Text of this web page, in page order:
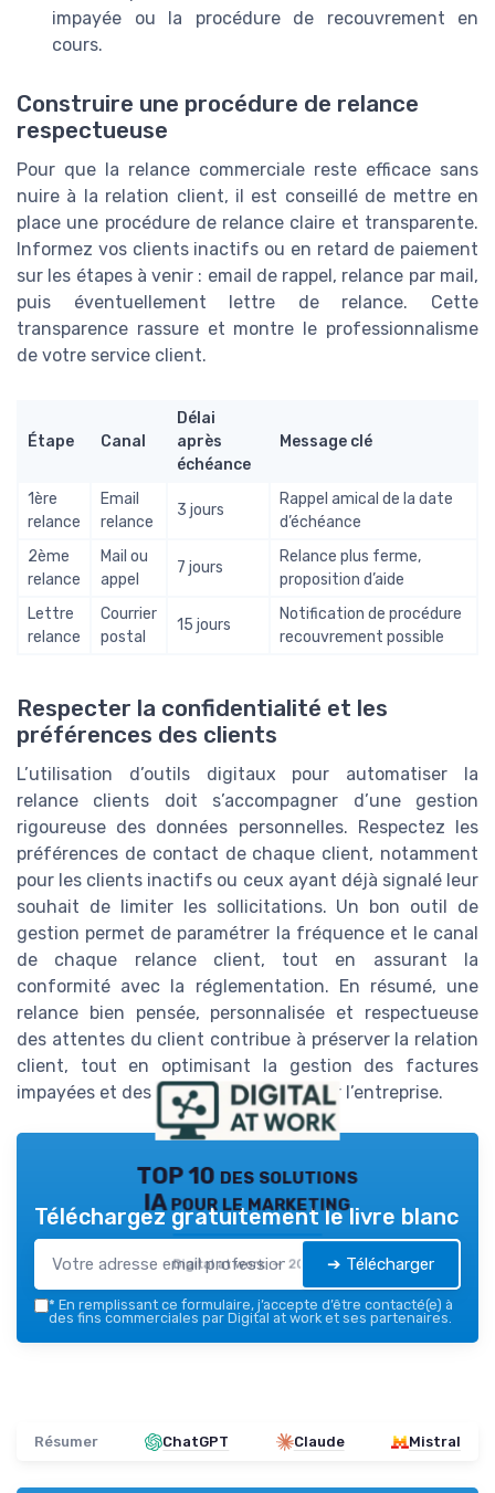
impayée ou la procédure de recouvrement en
cours.
Construire une procédure de relance
respectueuse
Pour que la relance commerciale reste efficace sans
nuire à la relation client, il est conseillé de mettre en
place une procédure de relance claire et transparente.
Informez vos clients inactifs ou en retard de paiement
sur les étapes à venir : email de rappel, relance par mail,
puis éventuellement lettre de relance. Cette
transparence rassure et montre le professionnalisme
de votre service client.
Étape Canal
Délai
après
échéance
Message clé
1ère
relance
Email
relance
3 jours
Rappel amical de la date
d’échéance
2ème
relance
Mail ou
appel
7 jours
Relance plus ferme,
proposition d’aide
Lettre
relance
Courrier
postal
15 jours
Notification de procédure
recouvrement possible
Respecter la confidentialité et les
préférences des clients
L’utilisation d’outils digitaux pour automatiser la
relance clients doit s’accompagner d’une gestion
rigoureuse des données personnelles. Respectez les
préférences de contact de chaque client, notamment
pour les clients inactifs ou ceux ayant déjà signalé leur
souhait de limiter les sollicitations. Un bon outil de
gestion permet de paramétrer la fréquence et le canal
de chaque relance client, tout en assurant la
conformité avec la réglementation. En résumé, une
relance bien pensée, personnalisée et respectueuse
des attentes du client contribue à préserver la relation
client, tout en optimisant la gestion des factures
impayées et des retards paiement pour l’entreprise.
TOP 10 des solutions
IA pour le marketing
Digital at work — 2026
Téléchargez gratuitement le livre blanc
➔ Télécharger
* En remplissant ce formulaire, j’accepte d’être contacté(e) à
des fins commerciales par Digital at work et ses partenaires.
Résumer ChatGPT Claude Mistral